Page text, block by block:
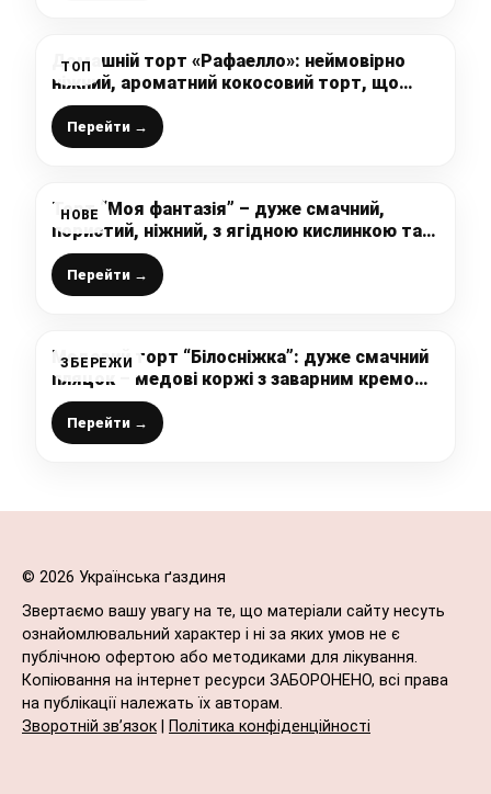
ТОП
Домашній торт «Рафаелло»: неймовірно
ніжний, ароматний кокосовий торт, що
просто тане в роті
Перейти →
НОВЕ
Торт “Моя фантазія” – дуже смачний,
пористий, ніжний, з ягідною кислинкою та
ніжним кремом, ну просто тане у роті
Перейти →
ЗБЕРЕЖИ
Медовий торт “Білосніжка”: дуже смачний
пляцок – медові коржі з заварним кремом,
та яблучним джемом, який вдало
доповнює цей неперевершений смак
Перейти →
© 2026 Українська ґаздиня
Звертаємо вашу увагу на те, що матеріали сайту несуть
ознайомлювальний характер і ні за яких умов не є
публічною офертою або методиками для лікування.
Копіювання на інтернет ресурси ЗАБОРОНЕНО, всі права
на публікації належать їх авторам.
Зворотній зв’язок
Політика конфіденційності